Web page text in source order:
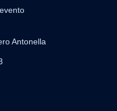
Antonella